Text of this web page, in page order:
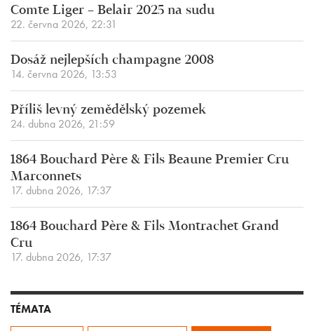
Comte Liger – Belair 2025 na sudu
22. června 2026, 22:31
Dosáž nejlepších champagne 2008
14. června 2026, 13:53
Příliš levný zemědělský pozemek
24. dubna 2026, 21:59
1864 Bouchard Père & Fils Beaune Premier Cru
Marconnets
17. dubna 2026, 17:37
1864 Bouchard Père & Fils Montrachet Grand
Cru
17. dubna 2026, 17:37
TÉMATA